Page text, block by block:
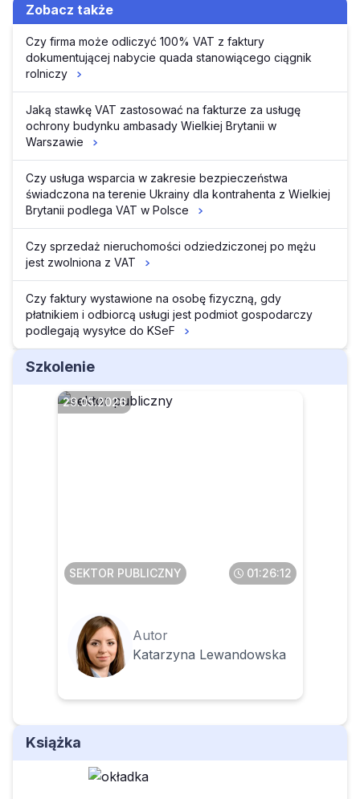
Zobacz także
Czy firma może odliczyć 100% VAT z faktury
dokumentującej nabycie quada stanowiącego ciągnik
rolniczy
Jaką stawkę VAT zastosować na fakturze za usługę
ochrony budynku ambasady Wielkiej Brytanii w
Warszawie
Czy usługa wsparcia w zakresie bezpieczeństwa
świadczona na terenie Ukrainy dla kontrahenta z Wielkiej
Brytanii podlega VAT w Polsce
Czy sprzedaż nieruchomości odziedziczonej po mężu
jest zwolniona z VAT
Czy faktury wystawione na osobę fizyczną, gdy
płatnikiem i odbiorcą usługi jest podmiot gospodarczy
podlegają wysyłce do KSeF
Szkolenie
29.05.2026
SEKTOR PUBLICZNY 01:26:12
Autor
Katarzyna Lewandowska
Książka